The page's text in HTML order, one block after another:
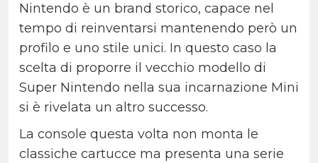
Nintendo è un brand storico, capace nel
tempo di reinventarsi mantenendo però un
profilo e uno stile unici. In questo caso la
scelta di proporre il vecchio modello di
Super Nintendo nella sua incarnazione Mini
si è rivelata un altro successo.
La console questa volta non monta le
classiche cartucce ma presenta una serie